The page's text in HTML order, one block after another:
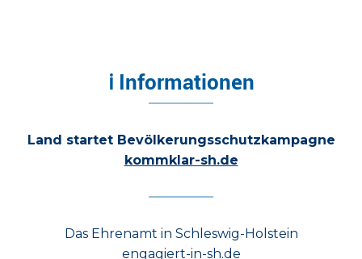
ℹ Informationen
Land startet Bevölkerungsschutzkampagne
kommklar-sh.de
Das Ehrenamt in Schleswig-Holstein
engagiert-in-sh.de